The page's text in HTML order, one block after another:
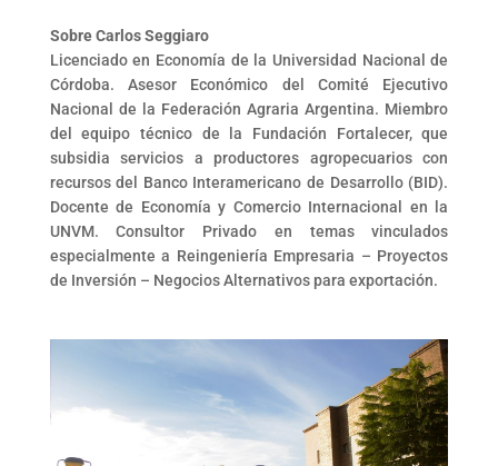
Sobre Carlos Seggiaro
Licenciado en Economía de la Universidad Nacional de
Córdoba. Asesor Económico del Comité Ejecutivo
Nacional de la Federación Agraria Argentina. Miembro
del equipo técnico de la Fundación Fortalecer, que
subsidia servicios a productores agropecuarios con
recursos del Banco Interamericano de Desarrollo (BID).
Docente de Economía y Comercio Internacional en la
UNVM. Consultor Privado en temas vinculados
especialmente a Reingeniería Empresaria – Proyectos
de Inversión – Negocios Alternativos para exportación.